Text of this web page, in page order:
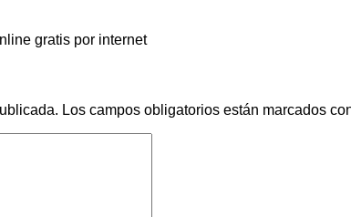
gratis por internet
Los campos obligatorios están marcados